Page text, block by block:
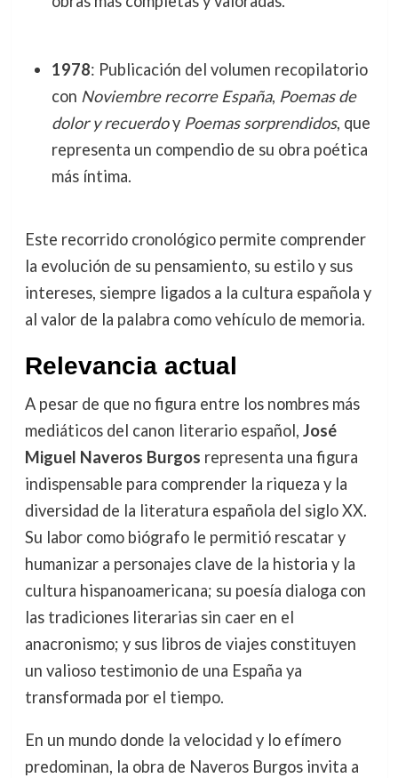
1978: Publicación del volumen recopilatorio
con Noviembre recorre España, Poemas de
dolor y recuerdoy Poemas sorprendidos, que
representa un compendio de su obra poética
más íntima.
Este recorrido cronológico permite comprender
la evolución de su pensamiento, su estilo y sus
intereses, siempre ligados a la cultura española y
al valor de la palabra como vehículo de memoria.
Relevancia actual
A pesar de que no figura entre los nombres más
mediáticos del canon literario español, José
Miguel Naveros Burgos representa una figura
indispensable para comprender la riqueza y la
diversidad de la literatura española del siglo XX.
Su labor como biógrafo le permitió rescatar y
humanizar a personajes clave de la historia y la
cultura hispanoamericana; su poesía dialoga con
las tradiciones literarias sin caer en el
anacronismo; y sus libros de viajes constituyen
un valioso testimonio de una España ya
transformada por el tiempo.
En un mundo donde la velocidad y lo efímero
predominan, la obra de Naveros Burgos invita a